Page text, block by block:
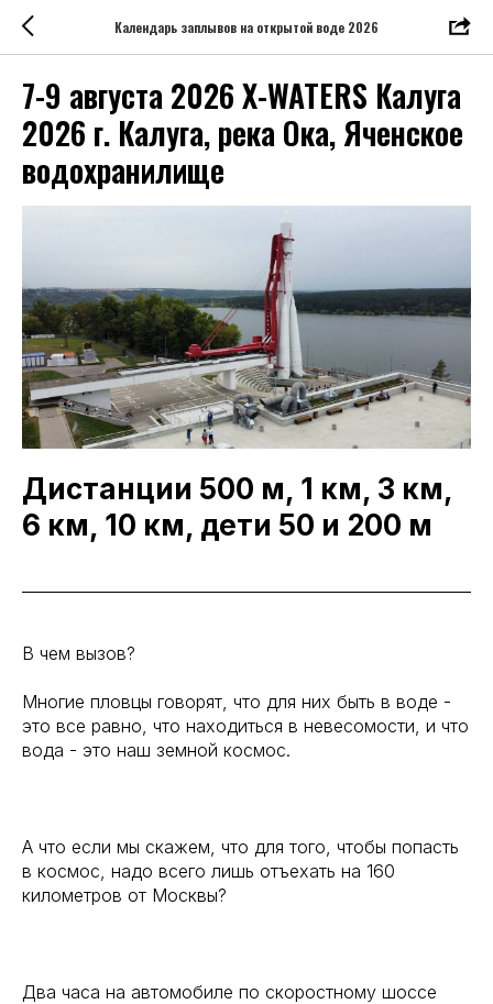
Календарь заплывов на открытой воде 2026
7-9 августа 2026 X-WATERS Калуга
2026 г. Калуга, река Ока, Яченское
водохранилище
Дистанции 500 м, 1 км, 3 км,
6 км, 10 км, дети 50 и 200 м
В чем вызов?
Многие пловцы говорят, что для них быть в воде -
это все равно, что находиться в невесомости, и что
вода - это наш земной космос.
А что если мы скажем, что для того, чтобы попасть
в космос, надо всего лишь отъехать на 160
километров от Москвы?
Два часа на автомобиле по скоростному шоссе